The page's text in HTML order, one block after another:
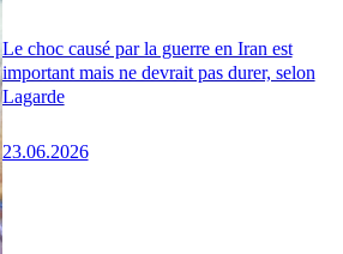
Le choc causé par la guerre en Iran est
important mais ne devrait pas durer, selon
Lagarde
23.06.2026